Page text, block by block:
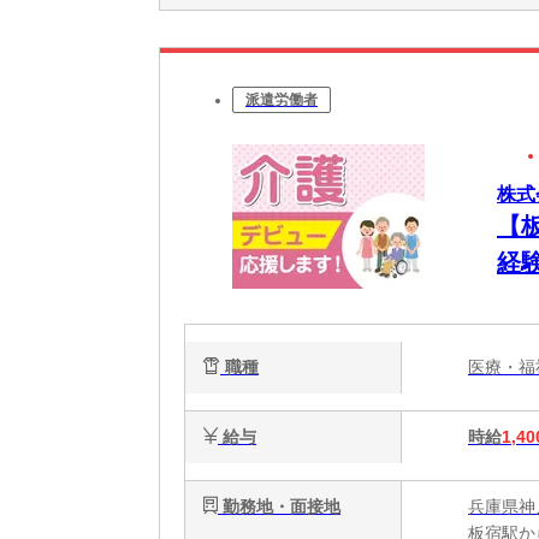
派遣労働者
株
【
経
職種 医療・
給与 時給
勤務地・面接地
兵庫県
板宿駅